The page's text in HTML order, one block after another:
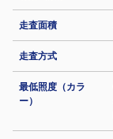
走査面積
走査方式
最低照度（カラ
ー）